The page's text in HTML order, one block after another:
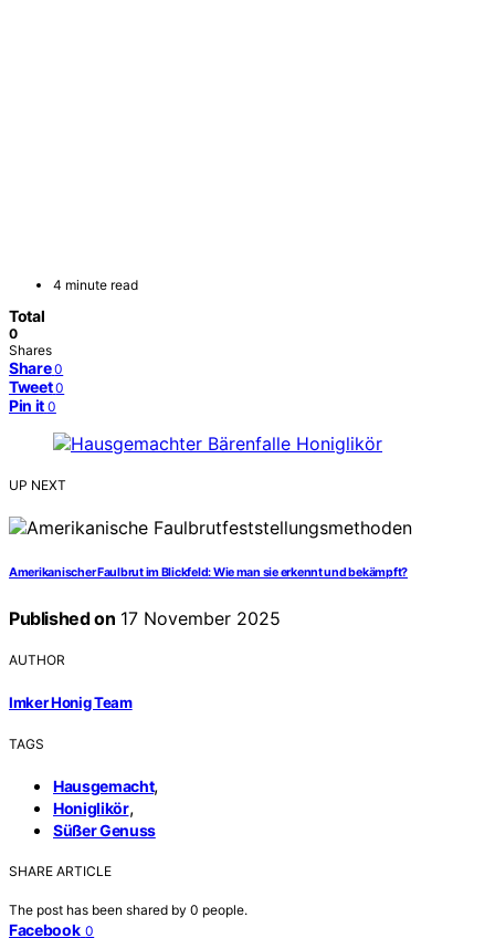
4 minute read
Total
0
Shares
Share 0
Tweet 0
Pin it 0
UP NEXT
Amerikanischer Faulbrut im Blickfeld: Wie man sie erkennt und bekämpft?
Published on 17 November 2025
AUTHOR
Imker Honig Team
TAGS
Hausgemacht,
Honiglikör,
Süßer Genuss
SHARE ARTICLE
The post has been shared by 0 people.
Facebook 0